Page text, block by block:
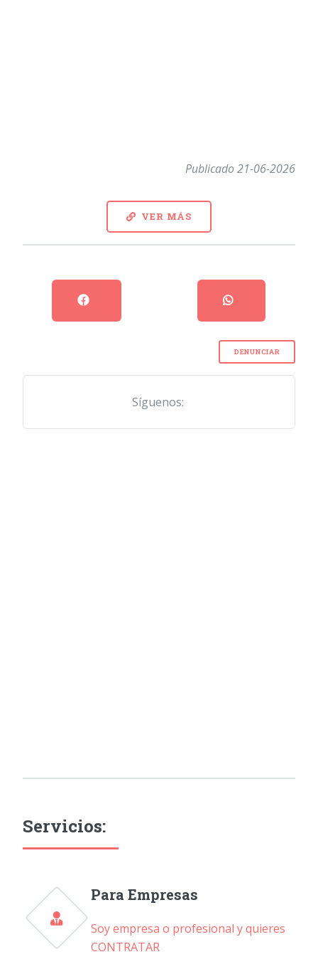
Publicado 21-06-2026
VER MÁS
DENUNCIAR
Síguenos:
Servicios:
Para Empresas
Soy empresa o profesional y quieres
CONTRATAR